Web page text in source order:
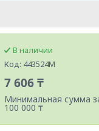
В наличии
Код: 443524M
7 606 ₸
Минимальная сумма
100 000 ₸